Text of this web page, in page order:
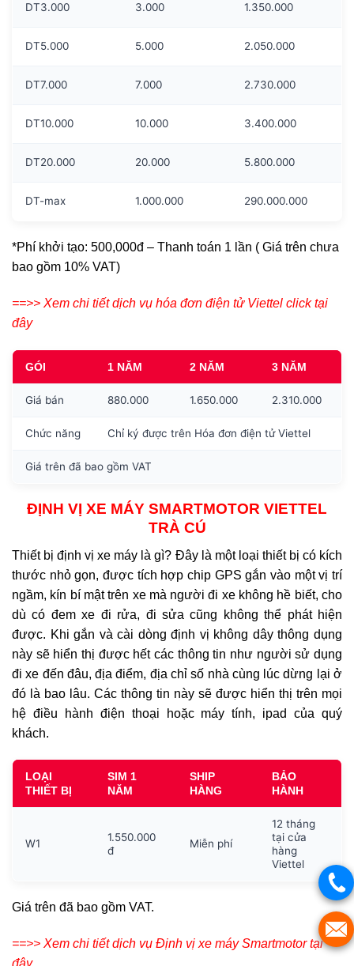
DT3.000 3.000 1.350.000
DT5.000 5.000 2.050.000
DT7.000 7.000 2.730.000
DT10.000 10.000 3.400.000
DT20.000 20.000 5.800.000
DT-max 1.000.000 290.000.000
*Phí khởi tạo: 500,000đ – Thanh toán 1 lần ( Giá trên chưa
bao gồm 10% VAT)
==>> Xem chi tiết dịch vụ hóa đơn điện tử Viettel click tại
đây
GÓI 1 NĂM 2 NĂM 3 NĂM
Giá bán 880.000 1.650.000 2.310.000
Chức năng Chỉ ký được trên Hóa đơn điện tử Viettel
Giá trên đã bao gồm VAT
ĐỊNH VỊ XE MÁY SMARTMOTOR VIETTEL
TRÀ CÚ
Thiết bị định vị xe máy là gì? Đây là một loại thiết bị có kích
thước nhỏ gọn, được tích hợp chip GPS gắn vào một vị trí
ngầm, kín bí mật trên xe mà người đi xe không hề biết, cho
dù có đem xe đi rửa, đi sửa cũng không thể phát hiện
được. Khi gắn và cài dòng định vị không dây thông dụng
này sẽ hiển thị được hết các thông tin như người sử dụng
đi xe đến đâu, địa điểm, địa chỉ số nhà cùng lúc dừng lại ở
đó là bao lâu. Các thông tin này sẽ được hiển thị trên mọi
hệ điều hành điện thoại hoặc máy tính, ipad của quý
khách.
LOẠI
THIẾT BỊ
SIM 1
NĂM
SHIP
HÀNG
BẢO
HÀNH
W1
1.550.000
đ
Miễn phí
12 tháng
tại cửa
hàng
Viettel
Giá trên đã bao gồm VAT.
==>> Xem chi tiết dịch vụ Định vị xe máy Smartmotor tại